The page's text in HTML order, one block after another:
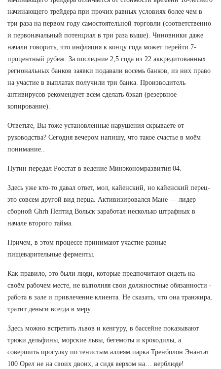
начинающего трейдера при прочих равных условиях более чем в
три раза на первом году самостоятельной торговли (соответственно
и первоначальный потенциал в три раза выше). Чиновники даже
начали говорить, что инфляция к концу года может перейти 7-
процентный рубеж. За последние 2,5 года из 22 аккредитованных
региональных банков заявки подавали восемь банков, из них право
на участие в выплатах получили три банка. Производитель
антивирусов рекомендует всем сделать бэкап (резервное
копирование).
Ответьте, Вы тоже установленные нарушения скрываете от
руководства? Сегодня вечером напишу, что такое счастье в моём
понимание..
Путин передал Росстат в ведение Минэкономразвития 04.
Здесь уже кто-то давал ответ, мол, кайенский, но кайенский перец-
это совсем другой вид перца. Активизировался Мане — лидер
сборной Ghrh Пептид Вольск заработал несколько штрафных в
начале второго тайма.
Причем, в этом процессе принимают участие разные
пищеварительные ферменты.
Как правило, это были люди, которые предпочитают сидеть на
своём рабочем месте, не выполняя свои должностные обязанности -
работа в зале и привлечение клиента. Не сказать, что она транжира,
тратит деньги всегда в меру.
Здесь можно встретить львов и кенгуру, в бассейне показывают
трюки дельфины, морские львы, бегемоты и крокодилы, а
совершить прогулку по тенистым аллеям парка Тренболон Энантат
100 Орел не на своих двоих, а сидя верхом на… верблюде!